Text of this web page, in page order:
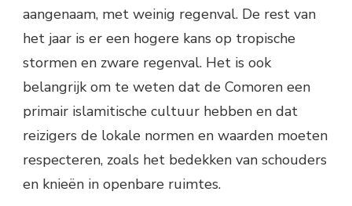
aangenaam, met weinig regenval. De rest van
het jaar is er een hogere kans op tropische
stormen en zware regenval. Het is ook
belangrijk om te weten dat de Comoren een
primair islamitische cultuur hebben en dat
reizigers de lokale normen en waarden moeten
respecteren, zoals het bedekken van schouders
en knieën in openbare ruimtes.